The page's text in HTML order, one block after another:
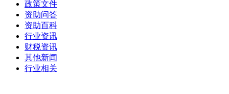
政策文件
资助问答
资助百科
行业资讯
财税资讯
其他新闻
行业相关